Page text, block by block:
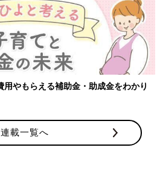
【ワクチン接種できるものも】妊婦の
連載一覧へ